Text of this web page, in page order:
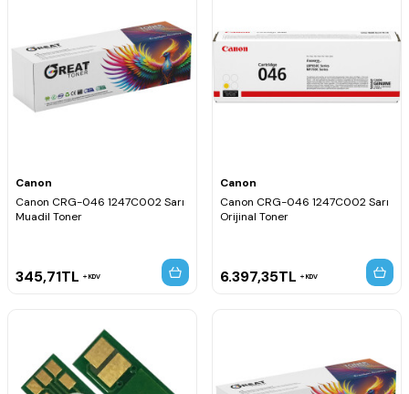
Canon
Canon CRG-046 1247C002 Sarı
Muadil Toner
345,71TL KDV
Canon
Canon CRG-046 1247C002 Sarı
Orijinal Toner
6.397,35TL KDV